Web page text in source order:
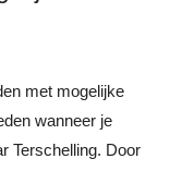
met mogelijke
wanneer je
Terschelling. Door